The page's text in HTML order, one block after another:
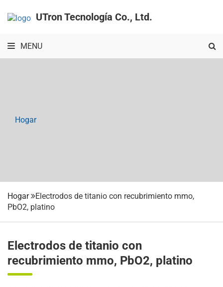
UTron Tecnología Co., Ltd.
MENU
Hogar
Hogar
Electrodos de titanio con recubrimiento mmo,
PbO2, platino
Electrodos de titanio con
recubrimiento mmo, PbO2, platino